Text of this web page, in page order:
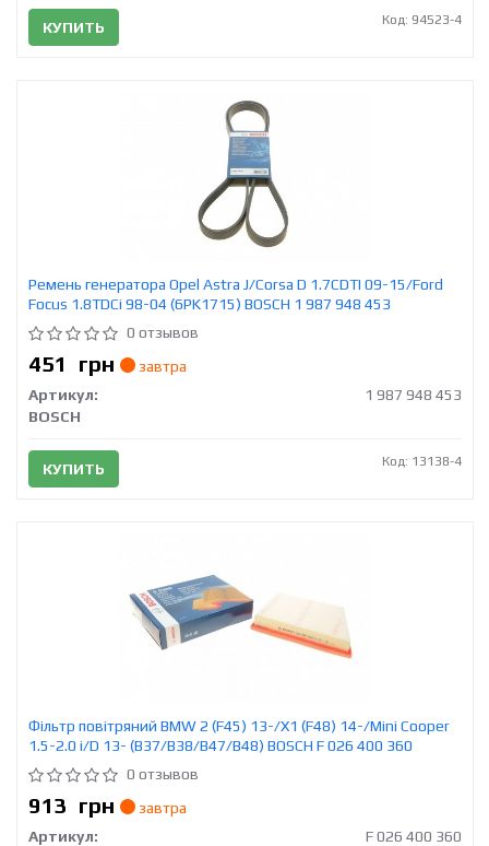
КУПИТЬ Код: 94523-4
Ремень генератора Opel Astra J/Corsa D 1.7CDTI 09-15/Ford
Focus 1.8TDCi 98-04 (6PK1715) BOSCH 1 987 948 453
0 отзывов
451 грн
завтра
Артикул:
1 987 948 453
BOSCH
КУПИТЬ Код: 13138-4
Фільтр повітряний BMW 2 (F45) 13-/X1 (F48) 14-/Mini Cooper
1.5-2.0 i/D 13- (B37/B38/B47/B48) BOSCH F 026 400 360
0 отзывов
913 грн
завтра
Артикул:
F 026 400 360